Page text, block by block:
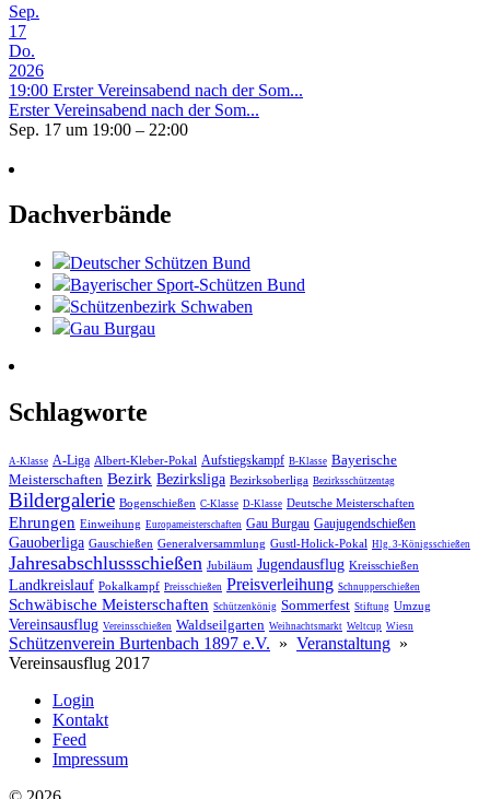
Sep.
17
Do.
2026
19:00 Erster Vereinsabend nach der Som...
Erster Vereinsabend nach der Som...
Sep. 17 um 19:00 – 22:00
Dachverbände
Deutscher Schützen Bund
Bayerischer Sport-Schützen Bund
Schützenbezirk Schwaben
Gau Burgau
Schlagworte
A-Klasse A-Liga Albert-Kleber-Pokal Aufstiegskampf B-Klasse Bayerische
Meisterschaften Bezirk Bezirksliga Bezirksoberliga Bezirksschützentag
Bildergalerie Bogenschießen C-Klasse D-Klasse Deutsche Meisterschaften
Ehrungen Einweihung Europameisterschaften Gau Burgau Gaujugendschießen
Gauoberliga Gauschießen Generalversammlung Gustl-Holick-Pokal Hlg. 3-Königsschießen
Jahres­abschluss­schießen Jubiläum Jugendausflug Kreisschießen
Landkreislauf Pokalkampf Preisschießen Preisverleihung Schnupperschießen
Schwäbische Meisterschaften Schützenkönig Sommerfest Stiftung Umzug
Vereinsausflug Vereinsschießen Waldseilgarten Weihnachtsmarkt Weltcup Wiesn
Schützenverein Burtenbach 1897 e.V. » Veranstaltung »
Vereinsausflug 2017
Login
Kontakt
Feed
Impressum